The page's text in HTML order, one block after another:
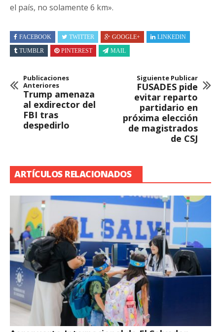
el país, no solamente 6 km».
FACEBOOK TWITTER GOOGLE+
LINKEDIN
TUMBLR
PINTEREST MAIL
Publicaciones
Anteriores
Trump amenaza
al exdirector del
FBI tras
despedirlo
Siguiente Publicar
FUSADES pide
evitar reparto
partidario en
próxima elección
de magistrados
de CSJ
ARTÍCULOS RELACIONADOS